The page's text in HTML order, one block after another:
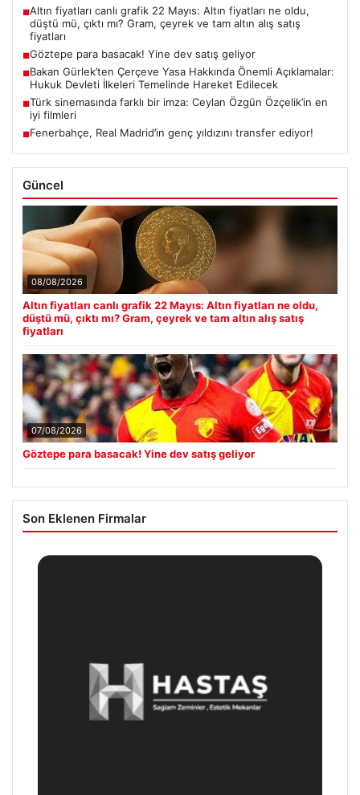
■Altın fiyatları canlı grafik 22 Mayıs: Altın fiyatları ne oldu,
düştü mü, çıktı mı? Gram, çeyrek ve tam altın alış satış
fiyatları
■Göztepe para basacak! Yine dev satış geliyor
■Bakan Gürlek’ten Çerçeve Yasa Hakkında Önemli Açıklamalar:
Hukuk Devleti İlkeleri Temelinde Hareket Edilecek
■Türk sinemasında farklı bir imza: Ceylan Özgün Özçelik’in en
iyi filmleri
■Fenerbahçe, Real Madrid’in genç yıldızını transfer ediyor!
Güncel
08/08/2026
Altın fiyatları canlı grafik 22 Mayıs: Altın fiyatları ne oldu,
düştü mü, çıktı mı? Gram, çeyrek ve tam altın alış satış
fiyatları
07/08/2026
Göztepe para basacak! Yine dev satış geliyor
Son Eklenen Firmalar